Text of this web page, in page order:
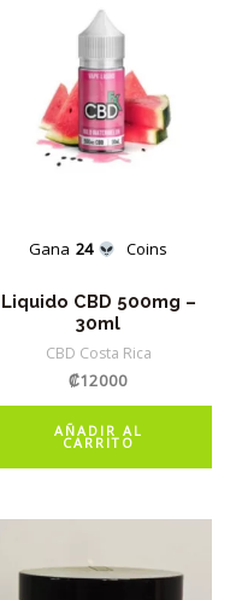
Gana 24 Coins
Liquido CBD 500mg –
30ml
CBD Costa Rica
₡12000
AÑADIR AL
CARRITO